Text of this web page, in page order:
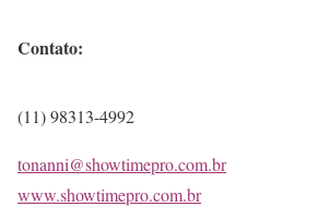
Contato:
(11) 98313-4992
tonanni@showtimepro.com.br
www.showtimepro.com.br